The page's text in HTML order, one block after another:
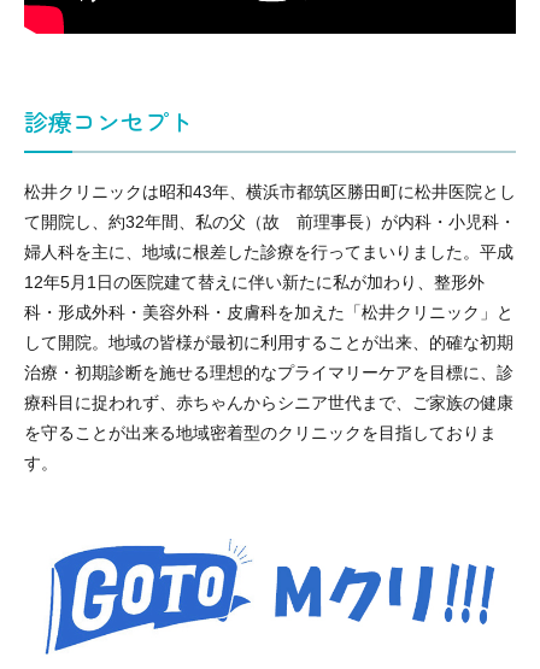
診療コンセプト
松井クリニックは昭和43年、横浜市都筑区勝田町に松井医院とし
て開院し、約32年間、私の父（故 前理事長）が内科・小児科・
婦人科を主に、地域に根差した診療を行ってまいりました。平成
12年5月1日の医院建て替えに伴い新たに私が加わり、整形外
科・形成外科・美容外科・皮膚科を加えた「松井クリニック」と
して開院。地域の皆様が最初に利用することが出来、的確な初期
治療・初期診断を施せる理想的なプライマリーケアを目標に、診
療科目に捉われず、赤ちゃんからシニア世代まで、ご家族の健康
を守ることが出来る地域密着型のクリニックを目指しておりま
す。